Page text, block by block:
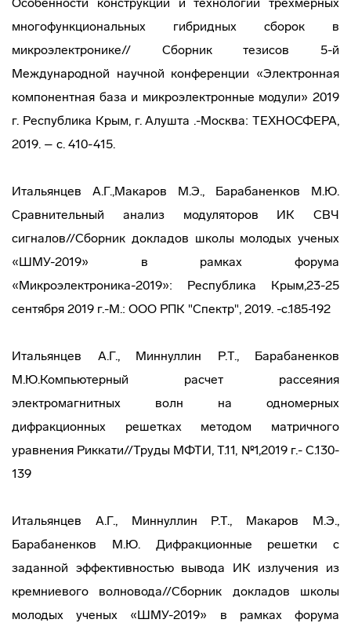
многофункциональных гибридных сборок в
микроэлектронике// Сборник тезисов 5-й
Международной научной конференции «Электронная
компонентная база и микроэлектронные модули» 2019
г. Республика Крым, г. Алушта .-Москва: ТЕХНОСФЕРА,
2019. – с. 410-415.
Итальянцев А.Г.,Макаров М.Э., Барабаненков М.Ю.
Сравнительный анализ модуляторов ИК СВЧ
сигналов//Сборник докладов школы молодых ученых
«ШМУ-2019» в рамках форума
«Микроэлектроника-2019»: Республика Крым,23-25
сентября 2019 г.-М.: ООО РПК "Спектр", 2019. -c.185-192
Итальянцев А.Г., Миннуллин Р.Т., Барабаненков
М.Ю.Компьютерный расчет рассеяния
электромагнитных волн на одномерных
дифракционных решетках методом матричного
уравнения Риккати//Труды МФТИ, Т.11, №1,2019 г.- С.130-
139
Итальянцев А.Г., Миннуллин Р.Т., Макаров М.Э.,
Барабаненков М.Ю. Дифракционные решетки с
заданной эффективностью вывода ИК излучения из
кремниевого волновода//Сборник докладов школы
молодых ученых «ШМУ-2019» в рамках форума